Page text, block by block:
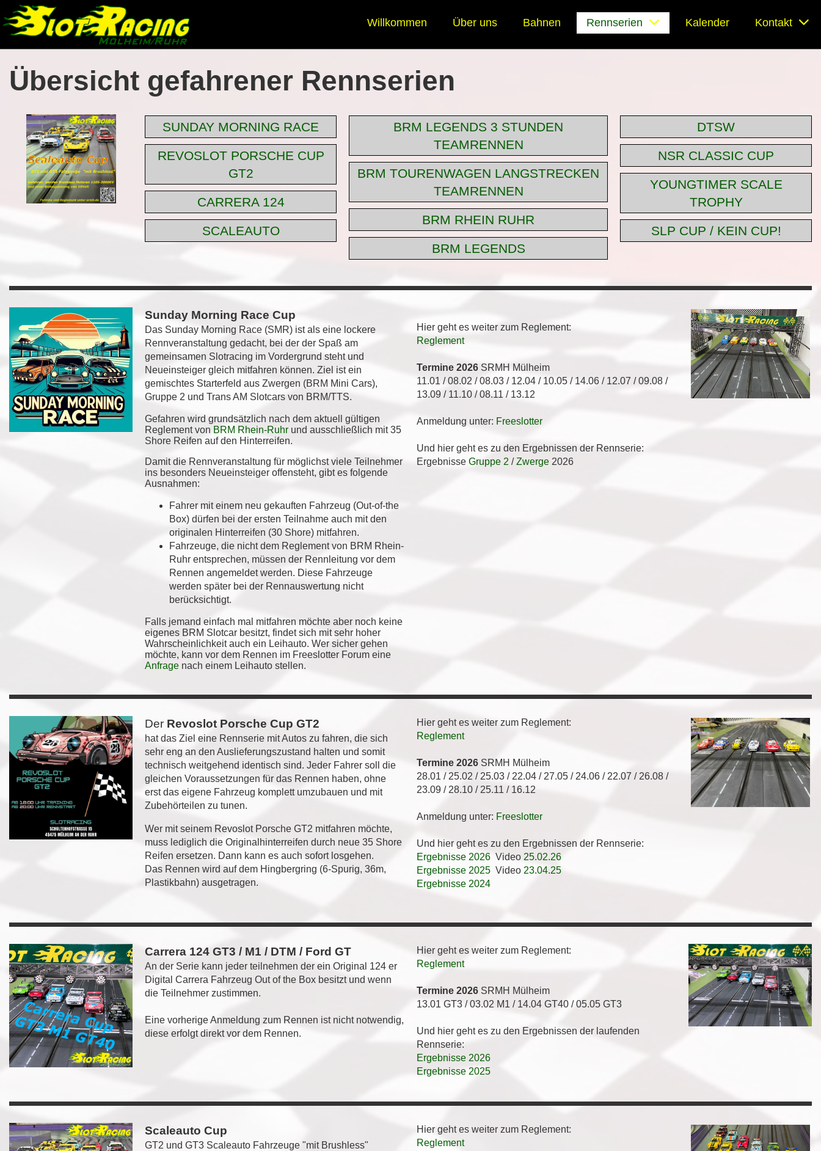
Willkommen Über uns Bahnen Rennserien Kalender Kontakt
Übersicht gefahrener Rennserien
SUNDAY MORNING RACE
REVOSLOT PORSCHE CUP
GT2
CARRERA 124
SCALEAUTO
BRM LEGENDS 3 STUNDEN
TEAMRENNEN
BRM TOURENWAGEN LANGSTRECKEN
TEAMRENNEN
BRM RHEIN RUHR
BRM LEGENDS
DTSW
NSR CLASSIC CUP
YOUNGTIMER SCALE
TROPHY
SLP CUP / KEIN CUP!
Sunday Morning Race Cup
Das Sunday Morning Race (SMR) ist als eine lockere
Rennveranstaltung gedacht, bei der der Spaß am
gemeinsamen Slotracing im Vordergrund steht und
Neueinsteiger gleich mitfahren können. Ziel ist ein
gemischtes Starterfeld aus Zwergen (BRM Mini Cars),
Gruppe 2 und Trans AM Slotcars von BRM/TTS.
Gefahren wird grundsätzlich nach dem aktuell gültigen
Reglement von BRM Rhein-Ruhr und ausschließlich mit 35
Shore Reifen auf den Hinterreifen.
Damit die Rennveranstaltung für möglichst viele Teilnehmer
ins besonders Neueinsteiger offensteht, gibt es folgende
Ausnahmen:
Fahrer mit einem neu gekauften Fahrzeug (Out-of-the
Box) dürfen bei der ersten Teilnahme auch mit den
originalen Hinterreifen (30 Shore) mitfahren.
Fahrzeuge, die nicht dem Reglement von BRM Rhein-
Ruhr entsprechen, müssen der Rennleitung vor dem
Rennen angemeldet werden. Diese Fahrzeuge
werden später bei der Rennauswertung nicht
berücksichtigt.
Falls jemand einfach mal mitfahren möchte aber noch keine
eigenes BRM Slotcar besitzt, findet sich mit sehr hoher
Wahrscheinlichkeit auch ein Leihauto. Wer sicher gehen
möchte, kann vor dem Rennen im Freeslotter Forum eine
Anfrage nach einem Leihauto stellen.
Hier geht es weiter zum Reglement:
Reglement
Termine 2026 SRMH Mülheim
11.01 / 08.02 / 08.03 / 12.04 / 10.05 / 14.06 / 12.07 / 09.08 /
13.09 / 11.10 / 08.11 / 13.12
Anmeldung unter: Freeslotter
Und hier geht es zu den Ergebnissen der Rennserie:
Ergebnisse Gruppe 2 /Zwerge2026
Der Revoslot Porsche Cup GT2
hat das Ziel eine Rennserie mit Autos zu fahren, die sich
sehr eng an den Auslieferungszustand halten und somit
technisch weitgehend identisch sind. Jeder Fahrer soll die
gleichen Voraussetzungen für das Rennen haben, ohne
erst das eigene Fahrzeug komplett umzubauen und mit
Zubehörteilen zu tunen.
Wer mit seinem Revoslot Porsche GT2 mitfahren möchte,
muss lediglich die Originalhinterreifen durch neue 35 Shore
Reifen ersetzen. Dann kann es auch sofort losgehen.
Das Rennen wird auf dem Hingbergring (6-Spurig, 36m,
Plastikbahn) ausgetragen.
Hier geht es weiter zum Reglement:
Reglement
Termine 2026 SRMH Mülheim
28.01 / 25.02 / 25.03 / 22.04 / 27.05 / 24.06 / 22.07 / 26.08 /
23.09 / 28.10 / 25.11 / 16.12
Anmeldung unter: Freeslotter
Und hier geht es zu den Ergebnissen der Rennserie:
Ergebnisse 2026Video 25.02.26
Ergebnisse 2025Video 23.04.25
Ergebnisse 2024
Carrera 124 GT3 / M1 / DTM / Ford GT
An der Serie kann jeder teilnehmen der ein Original 124 er
Digital Carrera Fahrzeug Out of the Box besitzt und wenn
die Teilnehmer zustimmen.
Eine vorherige Anmeldung zum Rennen ist nicht notwendig,
diese erfolgt direkt vor dem Rennen.
Hier geht es weiter zum Reglement:
Reglement
Termine 2026 SRMH Mülheim
13.01 GT3 / 03.02 M1 / 14.04 GT40 / 05.05 GT3
Und hier geht es zu den Ergebnissen der laufenden
Rennserie:
Ergebnisse 2026
Ergebnisse 2025
Scaleauto Cup
GT2 und GT3 Scaleauto Fahrzeuge "mit Brushless"
Hier geht es weiter zum Reglement:
Reglement